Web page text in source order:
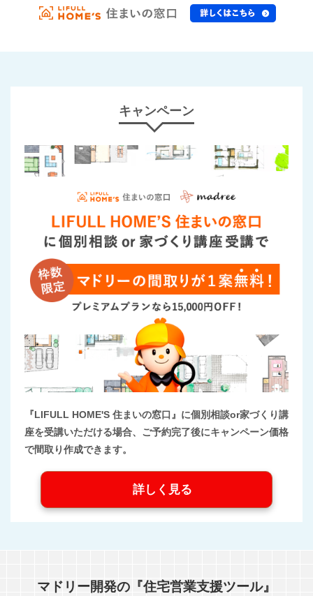
キャンペーン
『LIFULL HOME'S 住まいの窓口』に個別相談or家づくり講
座を受講いただける場合、ご予約完了後にキャンペーン価格
で間取り作成できます。
詳しく見る
マドリー開発の『住宅営業支援ツール』